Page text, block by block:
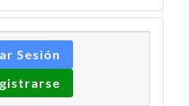
Sesión